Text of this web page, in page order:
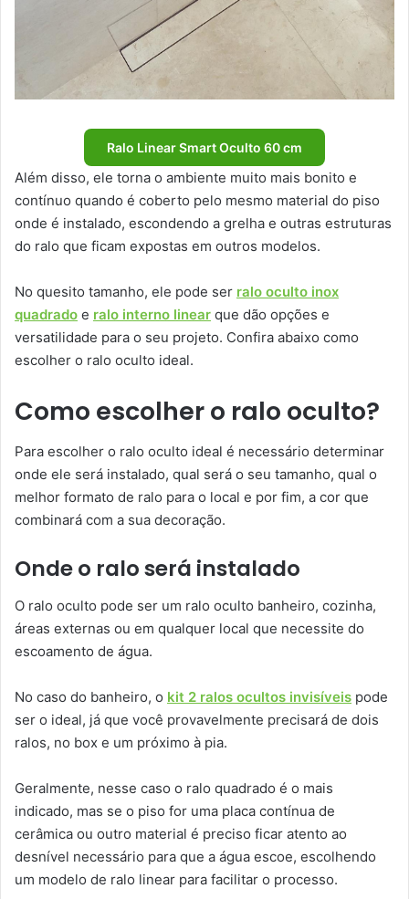
Ralo Linear Smart Oculto 60 cm
Além disso, ele torna o ambiente muito mais bonito e
contínuo quando é coberto pelo mesmo material do piso
onde é instalado, escondendo a grelha e outras estruturas
do ralo que ficam expostas em outros modelos.
No quesito tamanho, ele pode ser ralo oculto inox
quadrado e ralo interno linear que dão opções e
versatilidade para o seu projeto. Confira abaixo como
escolher o ralo oculto ideal.
Como escolher o ralo oculto?
Para escolher o ralo oculto ideal é necessário determinar
onde ele será instalado, qual será o seu tamanho, qual o
melhor formato de ralo para o local e por fim, a cor que
combinará com a sua decoração.
Onde o ralo será instalado
O ralo oculto pode ser um ralo oculto banheiro, cozinha,
áreas externas ou em qualquer local que necessite do
escoamento de água.
No caso do banheiro, o kit 2 ralos ocultos invisíveis pode
ser o ideal, já que você provavelmente precisará de dois
ralos, no box e um próximo à pia.
Geralmente, nesse caso o ralo quadrado é o mais
indicado, mas se o piso for uma placa contínua de
cerâmica ou outro material é preciso ficar atento ao
desnível necessário para que a água escoe, escolhendo
um modelo de ralo linear para facilitar o processo.